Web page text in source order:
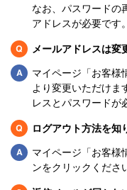
なお、パスワードの
アドレスが必要です。
Qメールアドレスは変
Qマイページ「お客様
より変更いただけま
レスとパスワードが
Qログアウト方法を知
Qマイページ「お客様
ンをクリックくださ